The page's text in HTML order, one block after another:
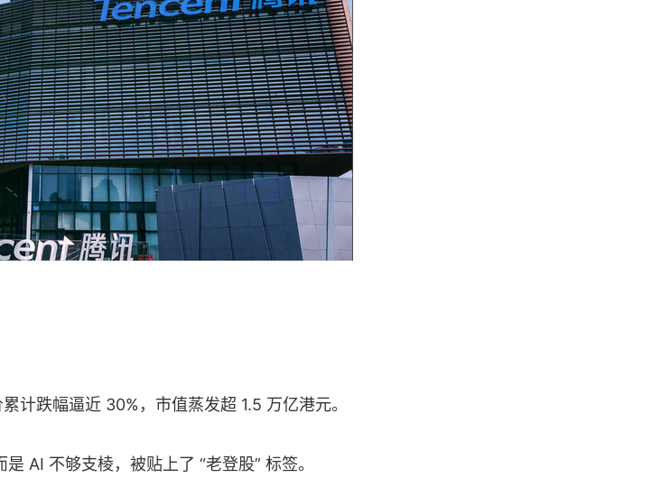
计跌幅逼近 30%，市值蒸发超 1.5 万亿港元。
AI 不够支棱，被贴上了 “老登股” 标签。